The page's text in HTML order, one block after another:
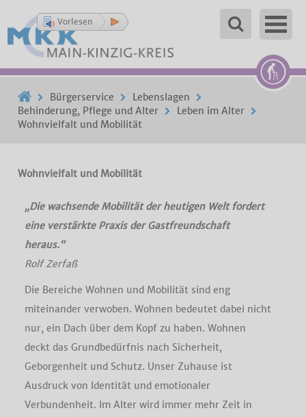
Vorlesen
Bürgerservice
Lebenslagen
Behinderung, Pflege und Alter
Leben im Alter
Wohnvielfalt und Mobilität
Wohnvielfalt und Mobilität
„Die wachsende Mobilität der heutigen Welt fordert
eine verstärkte Praxis der Gastfreundschaft
heraus.“
Rolf Zerfaß
Die Bereiche Wohnen und Mobilität sind eng
miteinander verwoben. Wohnen bedeutet dabei nicht
nur, ein Dach über dem Kopf zu haben. Wohnen
deckt das Grundbedürfnis nach Sicherheit,
Geborgenheit und Schutz. Unser Zuhause ist
Ausdruck von Identität und emotionaler
Verbundenheit. Im Alter wird immer mehr Zeit in